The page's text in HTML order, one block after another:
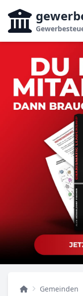
Gemeinden